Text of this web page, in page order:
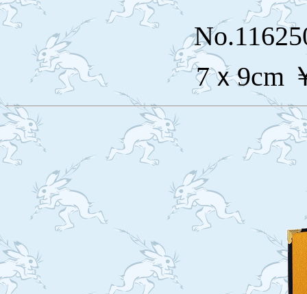
7ｘ9cm